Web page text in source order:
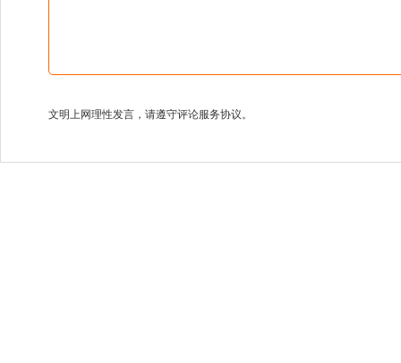
文明上网理性发言，请遵守评论服务协议。